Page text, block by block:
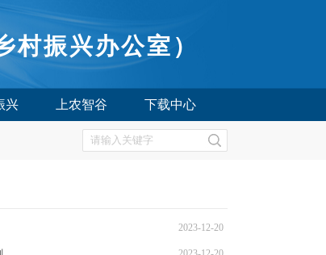
村振兴办公室）
兴 上农智谷 下载中心
2023-12-20